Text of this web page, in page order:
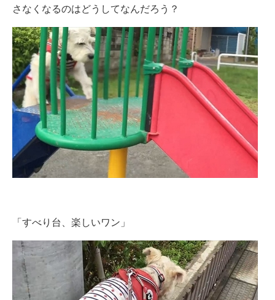
さなくなるのはどうしてなんだろう？
「すべり台、楽しいワン」